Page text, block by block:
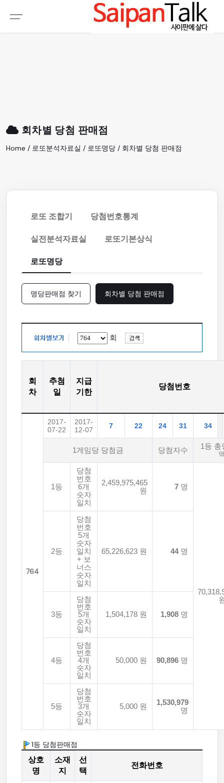
회차별 당첨 판매점
Home / 로또분석자료실 / 로또명당 / 회차별 당첨 판매점
로또 조합기
당첨번호통계
실전분석자료실
로또기본상식
로또명당
명당판매점 찾기 회차별 당첨 판매점
회
회
차
추첨
일
지급
기한
당첨번호
764
2017-
07-22
2017-
12-07
7 22 24 31 34
1게임당 당첨금 당첨자수
1등 총
1등
당첨
번호
6개
숫자
일치
2,459,975,465
원
7 명
2등
당첨
번호
5개
숫자
일치
+ 보
너스
숫자
일치
65,226,623 원 44명
3등
당첨
번호
5개
숫자
일치
1,504,178 원 1,908 명
4등
당첨
번호
4개
숫자
일치
50,000 원 90,896 명
5등
당첨
번호
3개
숫자
일치
5,000 원
1,530,979
명
1등 당첨판매점
상호
명
소재
지
선
택
전화번호
여행정보
생활정보
갤러리 & 동영상